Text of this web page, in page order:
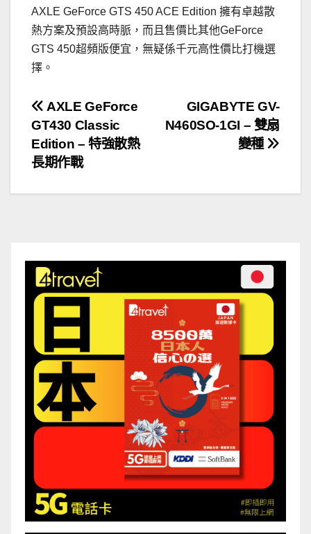
AXLE GeForce GTS 450 ACE Edition 擁有卓越散
熱方案及預設高時脈，而且售價比其他GeForce
GTS 450超頻版便宜，無疑係千元高性價比打機選
擇。
文
章
導
覽
GIGABYTE GV-
N460SO-1GI – 雙扇
變種
AXLE GeForce
GT430 Classic
Edition – 特強散熱
長期作戰